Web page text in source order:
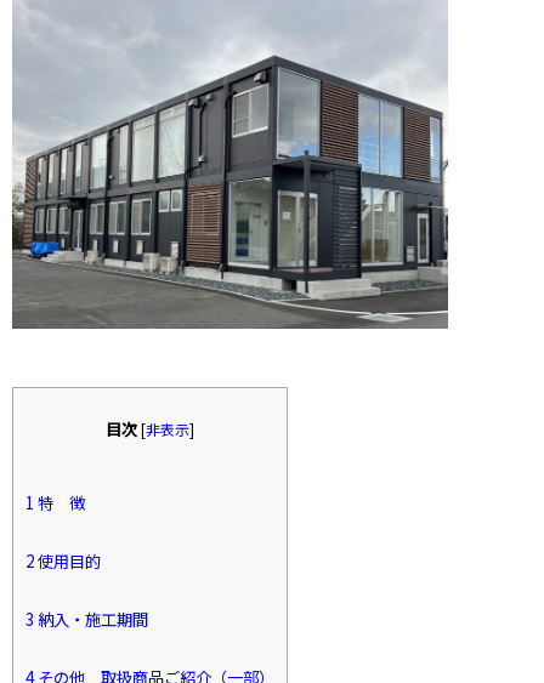
目次[非表示]
1 特 徴
2使用目的
3 納入・施工期間
4その他 取扱商品ご紹介（一部）